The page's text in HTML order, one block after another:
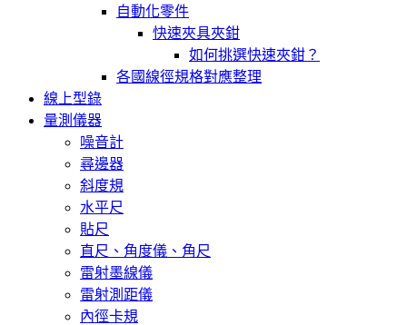
自動化零件
快速夾具夾鉗
如何挑選快速夾鉗？
各國線徑規格對應整理
線上型錄
量測儀器
噪音計
尋邊器
斜度規
水平尺
貼尺
直尺、角度儀、角尺
雷射墨線儀
雷射測距儀
內徑卡規